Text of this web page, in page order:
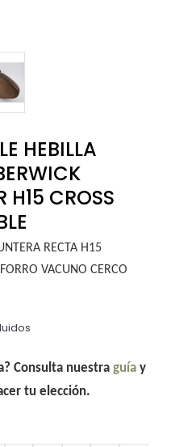
HEBILLA
H15 CROSS
RECTA H15
VACUNO CERCO
Consulta nuestra guíay
tu elección.